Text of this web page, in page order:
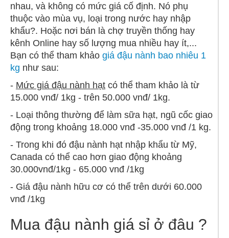
nhau, và không có mức giá cố định. Nó phụ
thuộc vào mùa vụ, loại trong nước hay nhập
khẩu?. Hoặc nơi bán là chợ truyền thống hay
kênh Online hay số lượng mua nhiều hay ít,...
Bạn có thể tham khảo giá đậu nành bao nhiêu 1
kg như sau:
- Mức giá đậu nành hạt có thể tham khảo là từ
15.000 vnđ/ 1kg - trên 50.000 vnđ/ 1kg.
- Loại thông thường để làm sữa hạt, ngũ cốc giao
động trong khoảng 18.000 vnđ -35.000 vnđ /1 kg.
- Trong khi đó đậu nành hạt nhập khẩu từ Mỹ,
Canada có thể cao hơn giao động khoảng
30.000vnđ/1kg - 65.000 vnđ /1kg
- Giá đậu nành hữu cơ có thể trên dưới 60.000
vnđ /1kg
Mua đậu nành giá sỉ ở đâu ?